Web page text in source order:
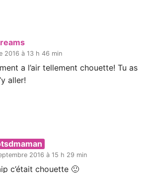
2016 à 13 h 46 min
a l’air tellement chouette! Tu as
aller!
2016 à 15 h 29 min
c’était chouette 🙂